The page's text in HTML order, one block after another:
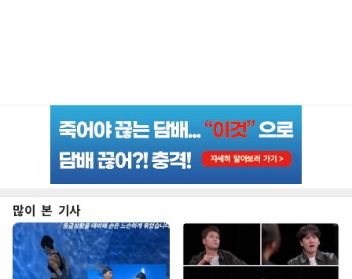
많이 본 기사